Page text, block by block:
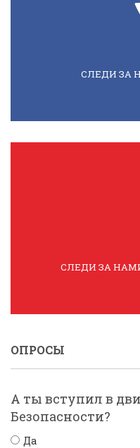
СЛЕДИ ЗА
СЛЕДИ ЗА
ОПРОСЫ
А ты вступил в
Безопасности?
Да